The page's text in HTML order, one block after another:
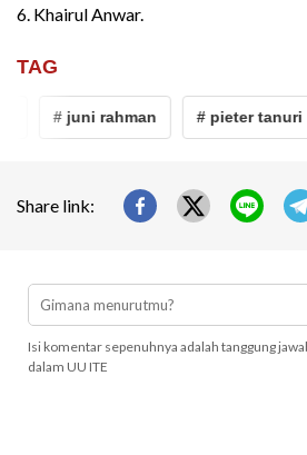
6. Khairul Anwar.
TAG
# juni rahman # pieter tanuri
Share link:
Isi komentar sepenuhnya adalah tanggung
dalam UU ITE